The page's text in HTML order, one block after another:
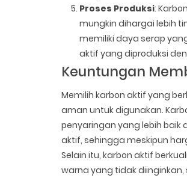
Proses Produksi:
mungkin dihargai lebih
memiliki daya serap
aktif yang diproduksi
Keuntungan
Memilih karbon aktif yang
aman untuk digunakan.
penyaringan yang lebih baik
aktif, sehingga meskipun
Selain itu, karbon aktif
warna yang tidak